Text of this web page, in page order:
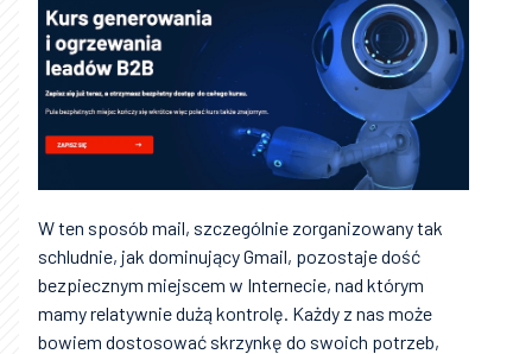
W ten sposób mail, szczególnie zorganizowany tak
schludnie, jak dominujący Gmail, pozostaje dość
bezpiecznym miejscem w Internecie, nad którym
mamy relatywnie dużą kontrolę. Każdy z nas może
bowiem dostosować skrzynkę do swoich potrzeb,